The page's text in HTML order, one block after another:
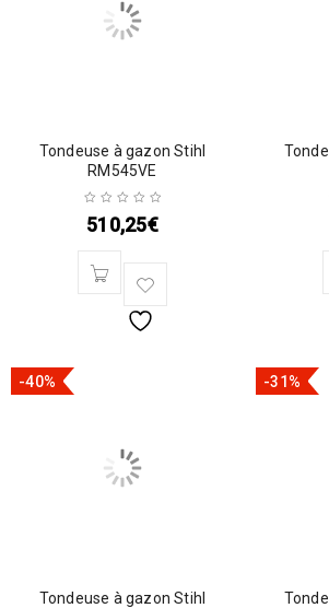
Tondeuse à gazon Stihl
RM545VE
510,25€
-40%
Tondeuse à gazon Stihl
-31%